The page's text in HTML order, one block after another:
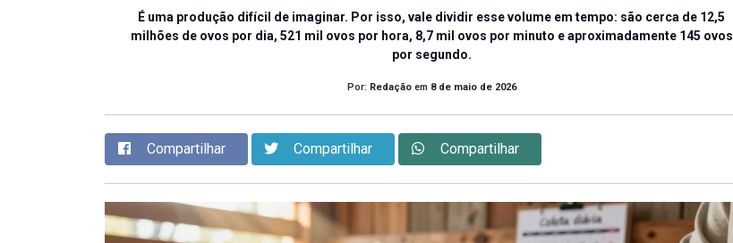
É uma produção difícil de imaginar. Por isso, vale dividir esse volume em tempo: são cerca de 12,5
milhões de ovos por dia, 521 mil ovos por hora, 8,7 mil ovos por minuto e aproximadamente 145 ovos
por segundo.
Por: Redaçãoem 8 de maio de 2026
Compartilhar Compartilhar Compartilhar